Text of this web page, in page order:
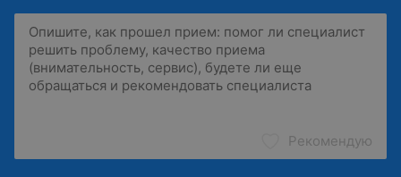
Рекомендую